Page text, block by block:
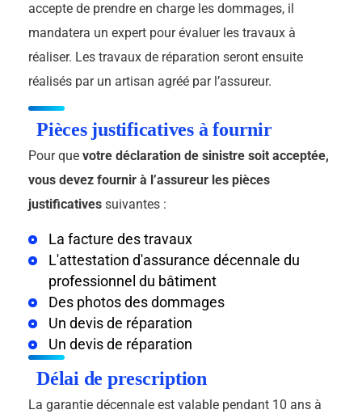
accepte de prendre en charge les dommages, il
mandatera un expert pour évaluer les travaux à
réaliser. Les travaux de réparation seront ensuite
réalisés par un artisan agréé par l’assureur.
Pièces justificatives à fournir
Pour que votre déclaration de sinistre soit acceptée,
vous devez fournir à l’assureur les pièces
justificatives suivantes :
La facture des travaux
L'attestation d'assurance décennale du
professionnel du bâtiment
Des photos des dommages
Un devis de réparation
Un devis de réparation
Délai de prescription
La garantie décennale est valable pendant 10 ans à